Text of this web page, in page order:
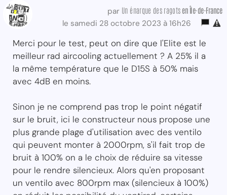
par Un énarque des ragots en Île-de-France
le samedi 28 octobre 2023 à 16h26
Merci pour le test, peut on dire que l'Elite est le
meilleur rad aircooling actuellement ? A 25% il a
la même température que le D15S à 50% mais
avec 4dB en moins.
Sinon je ne comprend pas trop le point négatif
sur le bruit, ici le constructeur nous propose une
plus grande plage d'utilisation avec des ventilo
qui peuvent monter à 2000rpm, s'il fait trop de
bruit à 100% on a le choix de réduire sa vitesse
pour le rendre silencieux. Alors qu'en proposant
un ventilo avec 800rpm max (silencieux à 100%)